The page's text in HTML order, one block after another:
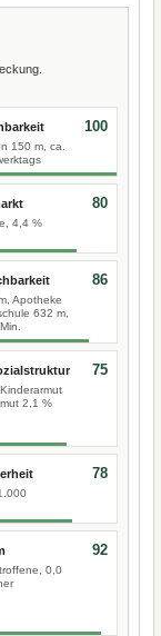
150 m, ca.
100
4,4 %
80
Apotheke
632 m,
86
2,1 %
75
78
0,0
92